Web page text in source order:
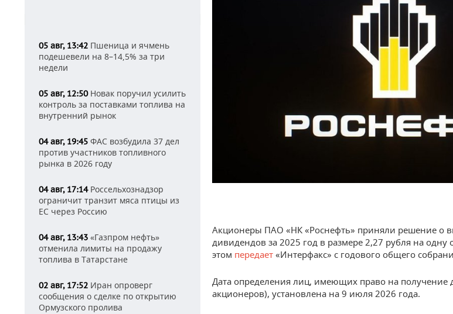
05 авг, 13:42 Пшеница и ячмень
подешевели на 8–14,5% за три
недели
05 авг, 12:50Новак поручил усилить
контроль за поставками топлива на
внутренний рынок
04 авг, 19:45 ФАС возбудила 37 дел
против участников топливного
рынка в 2026 году
04 авг, 17:14Россельхознадзор
ограничит транзит мяса птицы из
ЕС через Россию
04 авг, 13:43 «Газпром нефть»
отменила лимиты на продажу
топлива в Татарстане
02 авг, 17:52 Иран опроверг
сообщения о сделке по открытию
Ормузского пролива
Акционеры ПАО «НК «Роснефть» приняли решение о
дивидендов за 2025 год в размере 2,27 рубля на
этом передает «Интерфакс» с годового общего
Дата определения лиц, имеющих право на получение
акционеров), установлена на 9 июля 2026 года.